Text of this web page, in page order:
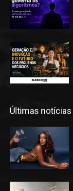
Últimas